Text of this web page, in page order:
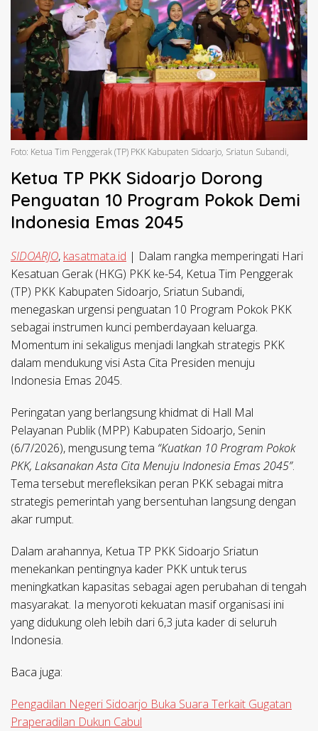
Foto: Ketua Tim Penggerak (TP) PKK Kabupaten Sidoarjo, Sriatun Subandi,
Ketua TP PKK Sidoarjo Dorong
Penguatan 10 Program Pokok Demi
Indonesia Emas 2045
SIDOARJO, kasatmata.id | Dalam rangka memperingati Hari
Kesatuan Gerak (HKG) PKK ke-54, Ketua Tim Penggerak
(TP) PKK Kabupaten Sidoarjo, Sriatun Subandi,
menegaskan urgensi penguatan 10 Program Pokok PKK
sebagai instrumen kunci pemberdayaan keluarga.
Momentum ini sekaligus menjadi langkah strategis PKK
dalam mendukung visi Asta Cita Presiden menuju
Indonesia Emas 2045.
​Peringatan yang berlangsung khidmat di Hall Mal
Pelayanan Publik (MPP) Kabupaten Sidoarjo, Senin
(6/7/2026), mengusung tema “Kuatkan 10 Program Pokok
PKK, Laksanakan Asta Cita Menuju Indonesia Emas 2045”.
Tema tersebut merefleksikan peran PKK sebagai mitra
strategis pemerintah yang bersentuhan langsung dengan
akar rumput.
​Dalam arahannya, Ketua TP PKK Sidoarjo Sriatun
menekankan pentingnya kader PKK untuk terus
meningkatkan kapasitas sebagai agen perubahan di tengah
masyarakat. Ia menyoroti kekuatan masif organisasi ini
yang didukung oleh lebih dari 6,3 juta kader di seluruh
Indonesia.
Baca juga:
Pengadilan Negeri Sidoarjo Buka Suara Terkait Gugatan
Praperadilan Dukun Cabul